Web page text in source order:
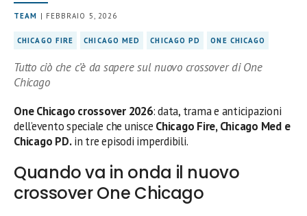
TEAM | FEBBRAIO 5, 2026
CHICAGO FIRE CHICAGO MED CHICAGO PD ONE CHICAGO
Tutto ciò che c’è da sapere sul nuovo crossover di One
Chicago
One Chicago crossover 2026: data, trama e anticipazioni
dell’evento speciale che unisce Chicago Fire, Chicago Med e
Chicago PD.in tre episodi imperdibili.
Quando va in onda il nuovo
crossover One Chicago